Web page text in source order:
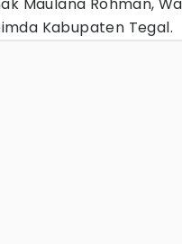
Kabupaten Tegal.